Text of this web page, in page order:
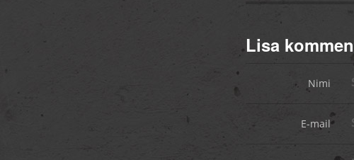
Lisa
Nimi
E-mail